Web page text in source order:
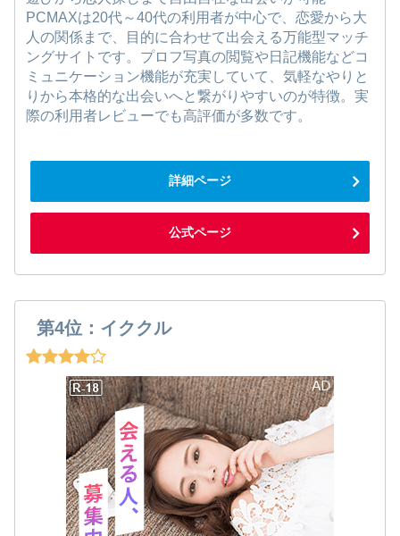
PCMAXは20代～40代の利用者が中心で、恋愛から大
人の関係まで、目的に合わせて出会える万能型マッチ
ングサイトです。プロフ写真の閲覧や日記機能などコ
ミュニケーション機能が充実していて、気軽なやりと
りから本格的な出会いへと繋がりやすいのが特徴。実
際の利用者レビューでも高評価が多数です。
詳細ページ
公式ページ
第4位：イククル